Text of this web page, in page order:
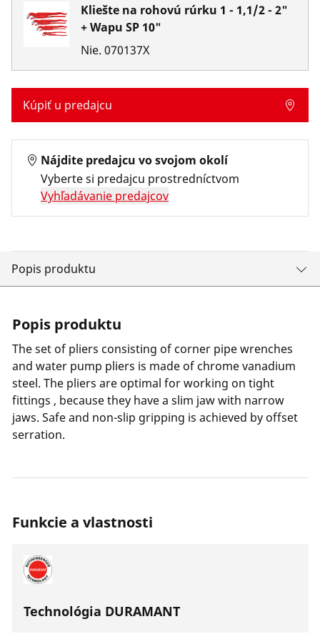
Kliešte na rohovú rúrku 1 - 1,1/2 - 2"
+ Wapu SP 10"
Nie. 070137X
Kúpiť u predajcu
Nájdite predajcu vo svojom okolí
Vyberte si predajcu prostredníctvom
Vyhľadávanie predajcov
Popis produktu
Popis produktu
The set of pliers consisting of corner pipe wrenches
and water pump pliers is made of chrome vanadium
steel. The pliers are optimal for working on tight
fittings , because they have a slim jaw with narrow
jaws. Safe and non-slip gripping is achieved by offset
serration.
Funkcie a vlastnosti
Technológia DURAMANT